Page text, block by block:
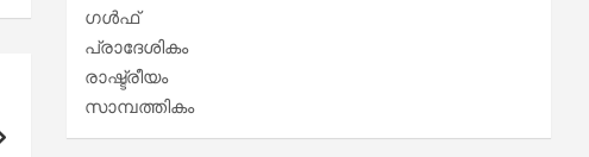
ഗൾഫ്
പ്രാദേശികം
രാഷ്ട്രീയം
സാമ്പത്തികം